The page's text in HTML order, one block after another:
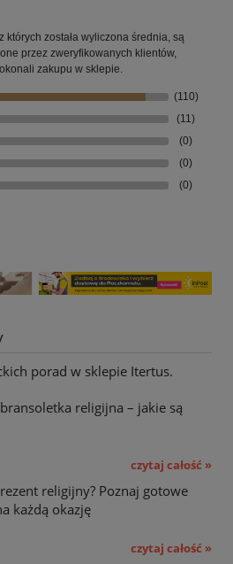
których została wyliczona średnia, są
przez zweryfikowanych klientów,
zakupu w sklepie.
(110)
(11)
(0)
(0)
(0)
porad w sklepie Itertus.
religijna – jakie są
czytaj całość »
religijny? Poznaj gotowe
każdą okazję
czytaj całość »